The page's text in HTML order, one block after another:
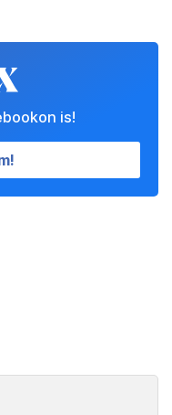
is!